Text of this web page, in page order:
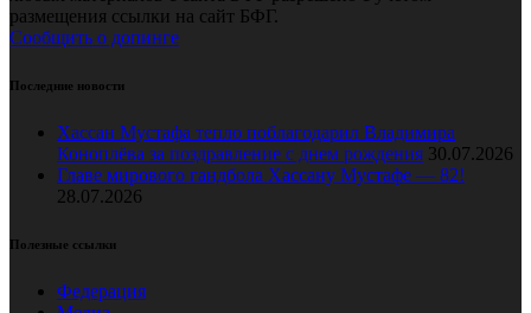
размещения ссылки на сайт БФГ.
Сообщить о допинге
Последние новости
Хассан Мустафа тепло поблагодарил Владимира
Коноплёва за поздравление с днем рождения 30.07.2026
Главе мирового гандбола Хассану Мустафе — 82!
28.07.2026
Полезные ссылки
Федерация